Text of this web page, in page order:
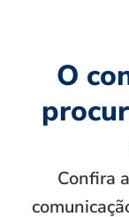
O
Confira